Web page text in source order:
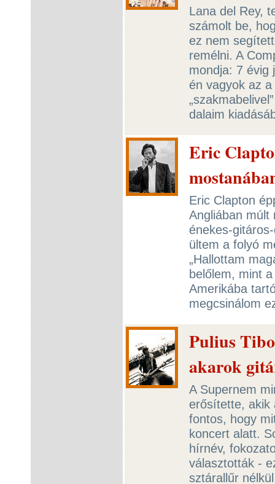
Lana del Rey,
számolt be,
ez nem
remélni. A
mondja: 7 évig
én vagyok az
dalaim
Eric
Eric Clapton
Angliában múlt
énekes-
ültem a folyó
„Hallottam
belőlem, mint
Amerikába
megcsinálom
Pulius
akarok
A Supernem
erősítette, akik
fontos, hogy
koncert alatt.
hírnév,
választották -
sztárallűr